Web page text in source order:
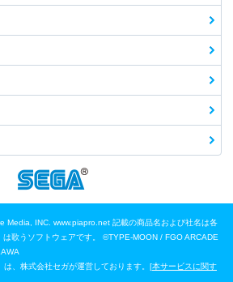
Media, INC. www.piapro.net 記載の商品名および社名は各
歌うソフトウェアです。
©TYPE-MOON / FGO ARCADE
、株式会社セガが運営しております。[本サービスに関す